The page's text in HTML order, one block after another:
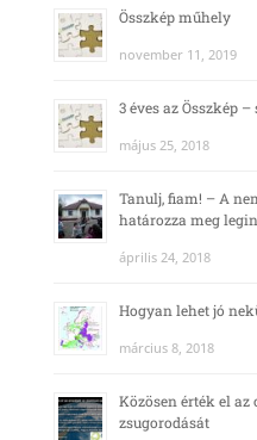
Összkép műhely
november 11, 2019
3 éves az Összkép
május 25, 2018
Tanulj, fiam! – A
határozza meg
április 24, 2018
Hogyan lehet jó
március 8, 2018
Közösen érték el
zsugorodását